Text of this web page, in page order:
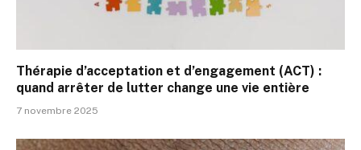
Thérapie d’acceptation et d’engagement (ACT) :
quand arrêter de lutter change une vie entière
7 novembre 2025